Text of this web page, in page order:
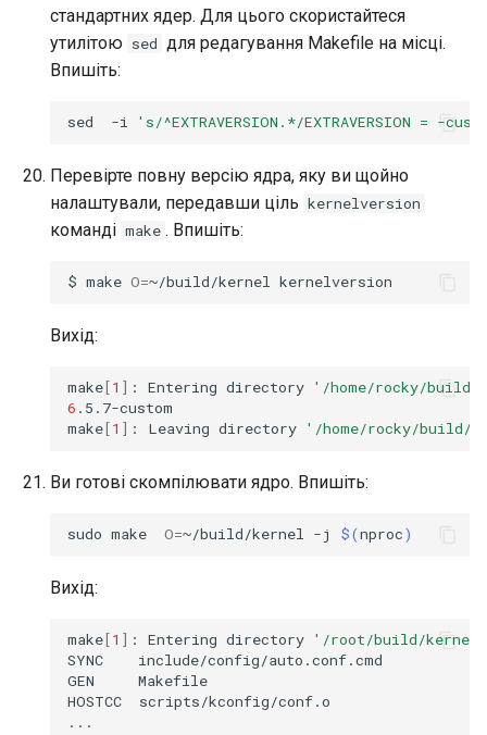
стандартних ядер. Для цього скористайтеся
утилітою sed для редагування Makefile на місці.
Впишіть:
sed -i 's/^EXTRAVERSION.*/EXTRAVERSION = -
Перевірте повну версію ядра, яку ви щойно
налаштували, передавши ціль kernelversion
команді make . Впишіть:
$ make O=~/build/kernel
Вихід:
make[1 ] : Entering directory '/home/rocky/build/
6 .5.7-custom
make[1 ] : Leaving directory '/home/rocky/build/
Ви готові скомпілювати ядро. Впишіть:
sudo make O=~/build/kernel -j $(nproc)
Вихід:
make[1 ] : Entering directory '/root/build/kernel'
SYNC
include/config/auto.conf.cmd
GEN
Makefile
HOSTCC
scripts/kconfig/conf.o